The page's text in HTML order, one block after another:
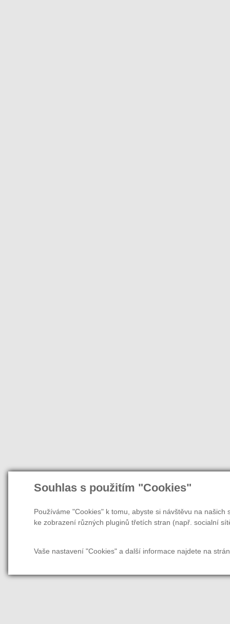
Souhlas s použitím "Cookies"
Používáme "Cookies" k tomu, abyste si návštěvu na
ke zobrazení různých pluginů třetích stran (např. socialní
Vaše nastavení "Cookies" a další informace najdete na